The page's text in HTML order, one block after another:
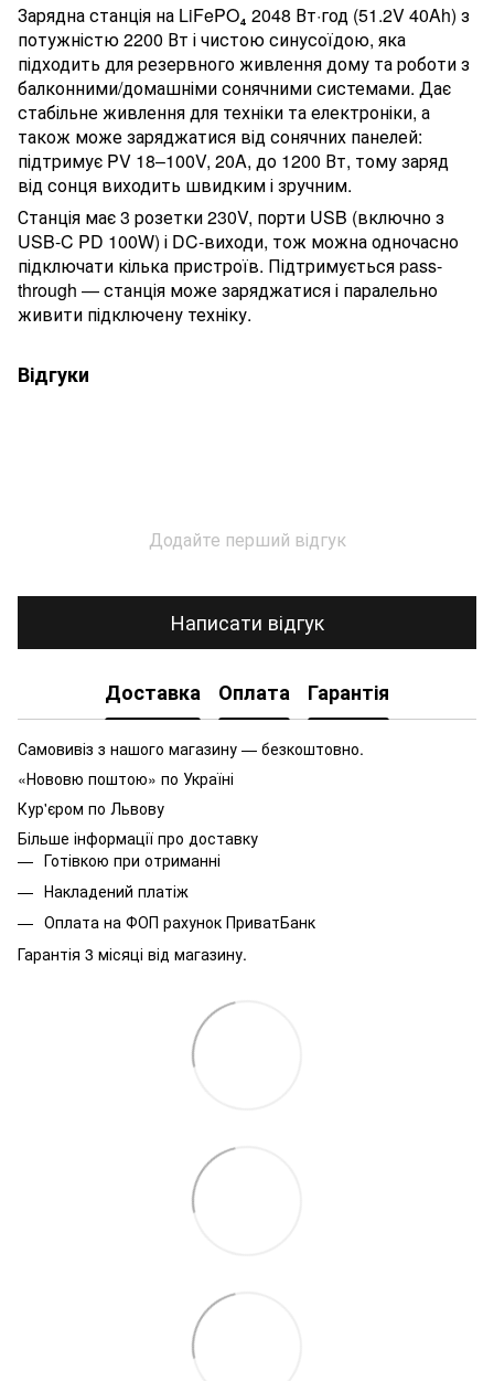
Зарядна станція на LiFePO₄ 2048 Вт·год (51.2V 40Ah) з
потужністю 2200 Вт і чистою синусоїдою, яка
підходить для резервного живлення дому та роботи з
балконними/домашніми сонячними системами. Дає
стабільне живлення для техніки та електроніки, а
також може заряджатися від сонячних панелей:
підтримує PV 18–100V, 20A, до 1200 Вт, тому заряд
від сонця виходить швидким і зручним.
Станція має 3 розетки 230V, порти USB (включно з
USB-C PD 100W) і DC-виходи, тож можна одночасно
підключати кілька пристроїв. Підтримується pass-
through — станція може заряджатися і паралельно
живити підключену техніку.
Відгуки
Додайте перший відгук
Написати відгук
Доставка Оплата Гарантія
Самовивіз з нашого магазину — безкоштовно.
«Нововю поштою» по Україні
Кур'єром по Львову
Більше інформації про доставку
Готівкою при отриманні
Накладений платіж
Оплата на ФОП рахунок ПриватБанк
Гарантія 3 місяці від магазину.